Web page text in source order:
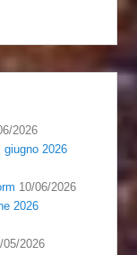
2026
2026
10/06/2026
2026
05/2026